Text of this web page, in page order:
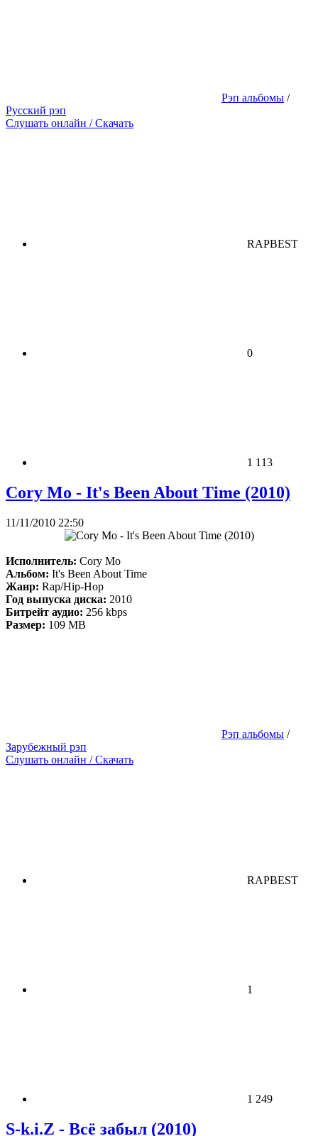
Рэп альбомы /
Русский рэп
Слушать онлайн / Скачать
RAPBEST
0
1 113
Cory Mo - It's Been About Time (2010)
11/11/2010 22:50
Исполнитель: Cory Mo
Альбом: It's Been About Time
Жанр: Rap/Hip-Hop
Год выпуска диска: 2010
Битрейт аудио: 256 kbps
Размер: 109 MB
Рэп альбомы /
Зарубежный рэп
Слушать онлайн / Скачать
RAPBEST
1
1 249
S-k.i.Z - Всё забыл (2010)